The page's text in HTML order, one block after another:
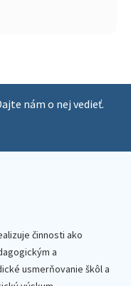
nám o nej vedieť.
činnosti ako
a
usmerňovanie škôl a